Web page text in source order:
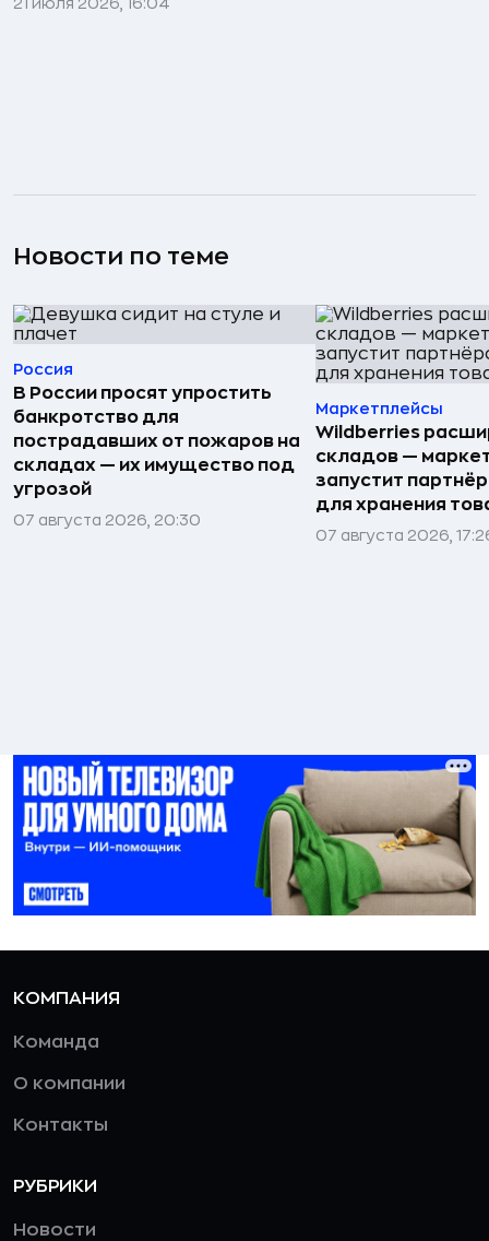
21 июля 2026, 16:04
Новости по теме
Россия
В России просят упростить
банкротство для
пострадавших от пожаров на
складах — их имущество под
угрозой
07 августа 2026, 20:30
Маркетплейсы
Wildberries
складов —
запустит
для хранения
07 августа 2026,
КОМПАНИЯ
Команда
О компании
Контакты
РУБРИКИ
Новости